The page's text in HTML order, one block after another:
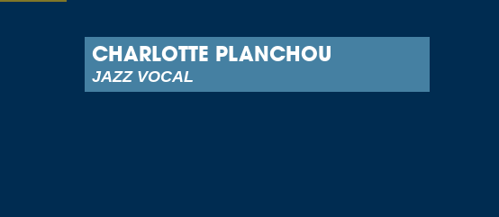
CHARLOTTE PLANCHOU
JAZZ VOCAL